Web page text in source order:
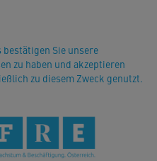
Sie unsere
zu haben und akzeptieren
zu diesem Zweck genutzt.